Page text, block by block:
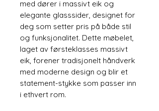
med dører i massivt eik og
elegante glasssider, designet for
deg som setter pris på både stil
og funksjonalitet. Dette møbelet,
laget av førsteklasses massivt
eik, forener tradisjonelt håndverk
med moderne design og blir et
statement-stykke som passer inn
i ethvert rom.